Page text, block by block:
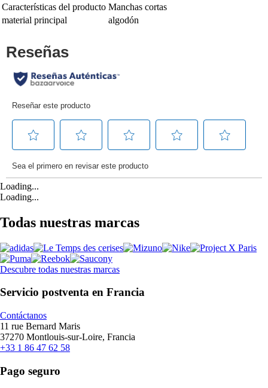
Características del producto Manchas cortas
material principal
algodón
Loading...
Loading...
Todas nuestras marcas
Descubre todas nuestras marcas
Servicio postventa en Francia
Contáctanos
11 rue Bernard Maris
37270 Montlouis-sur-Loire, Francia
+33 1 86 47 62 58
Pago seguro